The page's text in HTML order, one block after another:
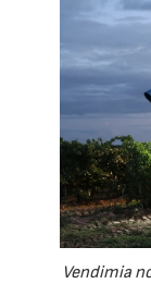
Vendimia